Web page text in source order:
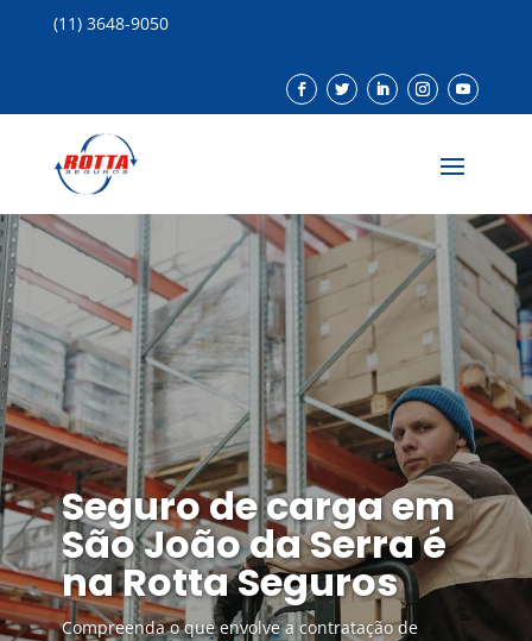
(11) 3648-9050
Seguro de carga em
São João da Serra é
na Rotta Seguros
Compreenda o que envolve a contratação de